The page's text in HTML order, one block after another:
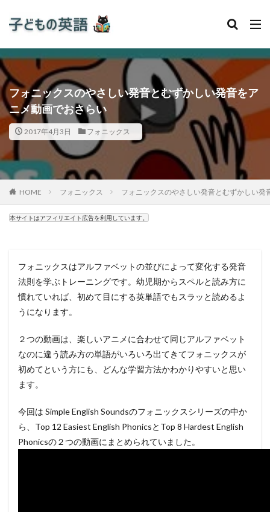
フォニックスのやさしい発音とむずかしい発音をア
ニメ動画でおさらい
2017年4月3日 フォニックス
HOME フォニックス フォニックスのやさしい発音とむずかしい発
本サイトはアフィリエイト広告を利用しています。
フォニックスはアルファベットの並びによって変化する発音
法則を学ぶトレーニングです。幼児期からスペルと読み方に
慣れていれば、初めて目にする英単語でもスラッと読めるよ
うになります。
２つの動画は、楽しいアニメに合わせて同じアルファベット
なのに違う読み方の単語がいろいろ出てきてフォニックスが
初めてという方にも、どんな学習方法かわかりやすいと思い
ます。
今回は Simple English Soundsのフォニックスシリーズの中か
ら、Top 12 Easiest English PhonicsとTop 8 Hardest English
Phonicsの２つの動画にまとめられていました。